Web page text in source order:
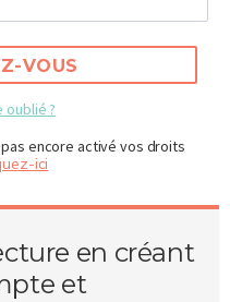
VOUS
oublié ?
encore activé vos droits
ici
en créant
et